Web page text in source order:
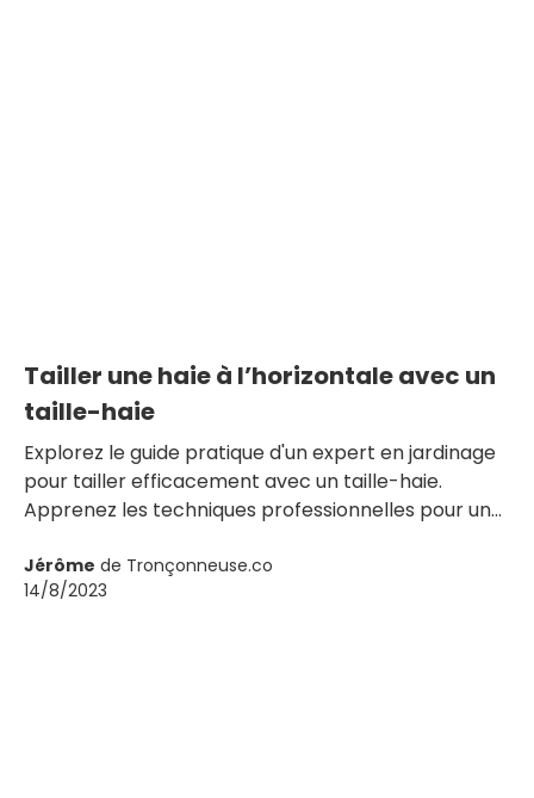
Tailler une haie à l’horizontale avec un
taille-haie
Explorez le guide pratique d'un expert en jardinage
pour tailler efficacement avec un taille-haie.
Apprenez les techniques professionnelles pour une
l'évacuation des déchets de coupe. Transformez
votre haie en une œuvre d'art dès aujourd'hui !
Jérôme de Tronçonneuse.co
14/8/2023